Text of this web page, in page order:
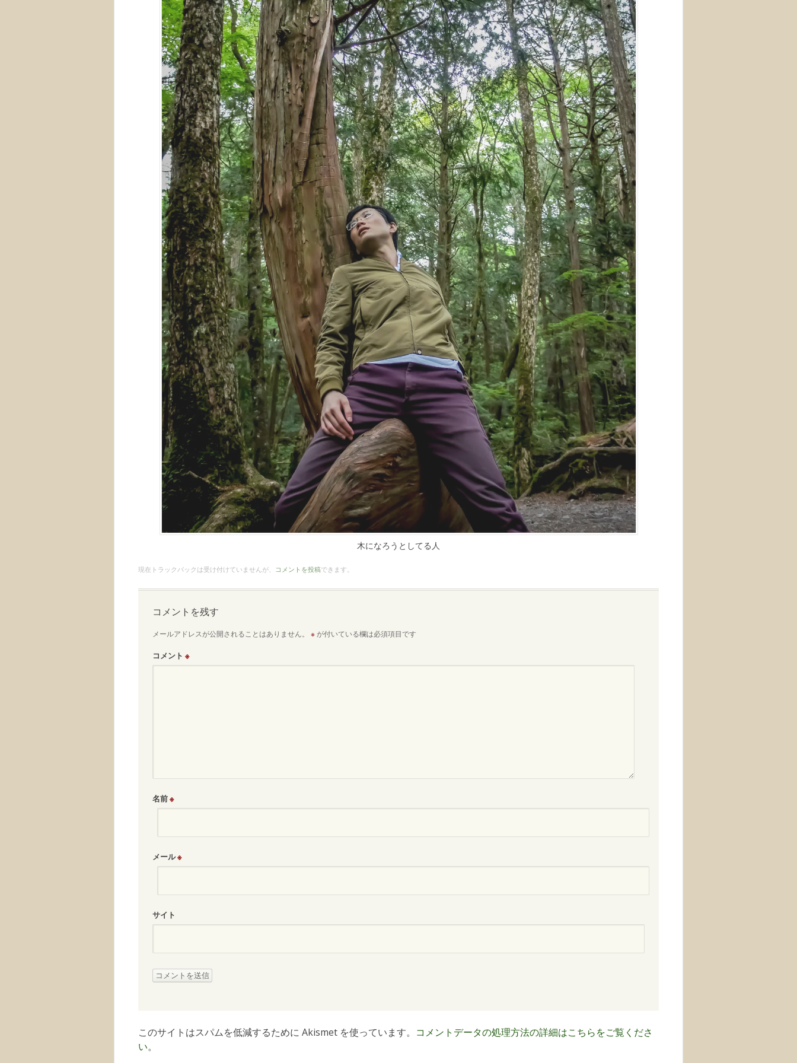
木になろうとしてる人
現在トラックバックは受け付けていませんが、 コメントを投稿できます。
コメントを残す
メールアドレスが公開されることはありません。 ※が付いている欄は必須項目です
コメント ※
名前※
メール※
サイト
このサイトはスパムを低減するために Akismet を使っています。 コメントデータの処理方法の詳細はこちらをご覧くださ
い。